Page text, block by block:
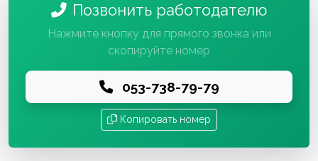
Позвонить работодателю
Нажмите кнопку для прямого звонка или
скопируйте номер
053-738-79-79
Копировать номер